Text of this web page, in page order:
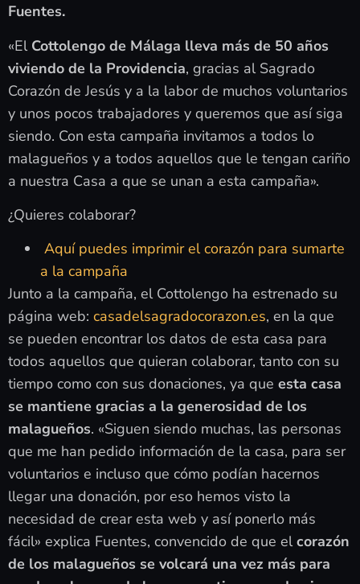
Fuentes.
«El Cottolengo de Málaga lleva más de 50 años
viviendo de la Providencia, gracias al Sagrado
Corazón de Jesús y a la labor de muchos voluntarios
y unos pocos trabajadores y queremos que así siga
siendo. Con esta campaña invitamos a todos lo
malagueños y a todos aquellos que le tengan cariño
a nuestra Casa a que se unan a esta campaña».
¿Quieres colaborar?
Aquí puedes imprimir el corazón para sumarte
a la campaña
Junto a la campaña, el Cottolengo ha estrenado su
página web: casadelsagradocorazon.es, en la que
se pueden encontrar los datos de esta casa para
todos aquellos que quieran colaborar, tanto con su
tiempo como con sus donaciones, ya que esta casa
se mantiene gracias a la generosidad de los
malagueños. «Siguen siendo muchas, las personas
que me han pedido información de la casa, para ser
voluntarios e incluso que cómo podían hacernos
llegar una donación, por eso hemos visto la
necesidad de crear esta web y así ponerlo más
fácil» explica Fuentes, convencido de que elcorazón
de los malagueños se volcará una vez más para